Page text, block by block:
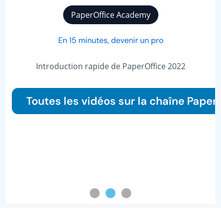
PaperOffice Academy
En 15 minutes, devenir un pro
Introduction rapide de PaperOffice 2022
Toutes les vidéos sur la chaîne